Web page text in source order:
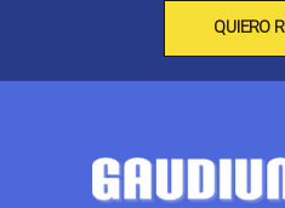
QUIERO